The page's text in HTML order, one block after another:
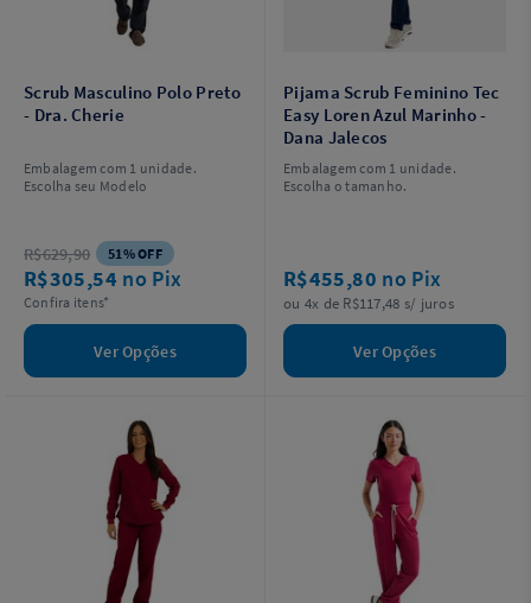
Scrub Masculino Polo Preto
- Dra. Cherie
Embalagem com 1 unidade.
Escolha seu Modelo
R$629,90 51% OFF
R$305,54 no Pix
Confira itens*
Ver Opções
Pijama Scrub Feminino Tec
Easy Loren Azul Marinho -
Dana Jalecos
Embalagem com 1 unidade.
Escolha o tamanho.
R$455,80 no Pix
ou 4x de R$117,48 s/ juros
Ver Opções